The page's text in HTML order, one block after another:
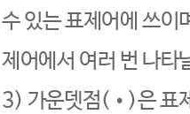
수 있는 표제어에 쓰이
제어에서 여러 번 나타
3) 가운뎃점(•)은 표